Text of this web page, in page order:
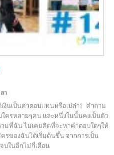
า
งินเป็นค่าตอบแทนหรือเปล่า? คำถาม
ครหลายๆคน และหนึ่งในนั้นคงเป็นตัว
มที่ฉัน ไม่เคยคิดที่จะหาคำตอบใดๆให้
รของฉันได้เริ่มต้นขึ้น จากการเป็น
บในอีกไม่กี่เดือน